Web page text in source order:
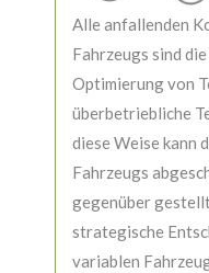
Alle anfallenden
Fahrzeugs sind
Optimierung von
überbetriebliche
diese Weise kann
Fahrzeugs
gegenüber
strategische
variablen